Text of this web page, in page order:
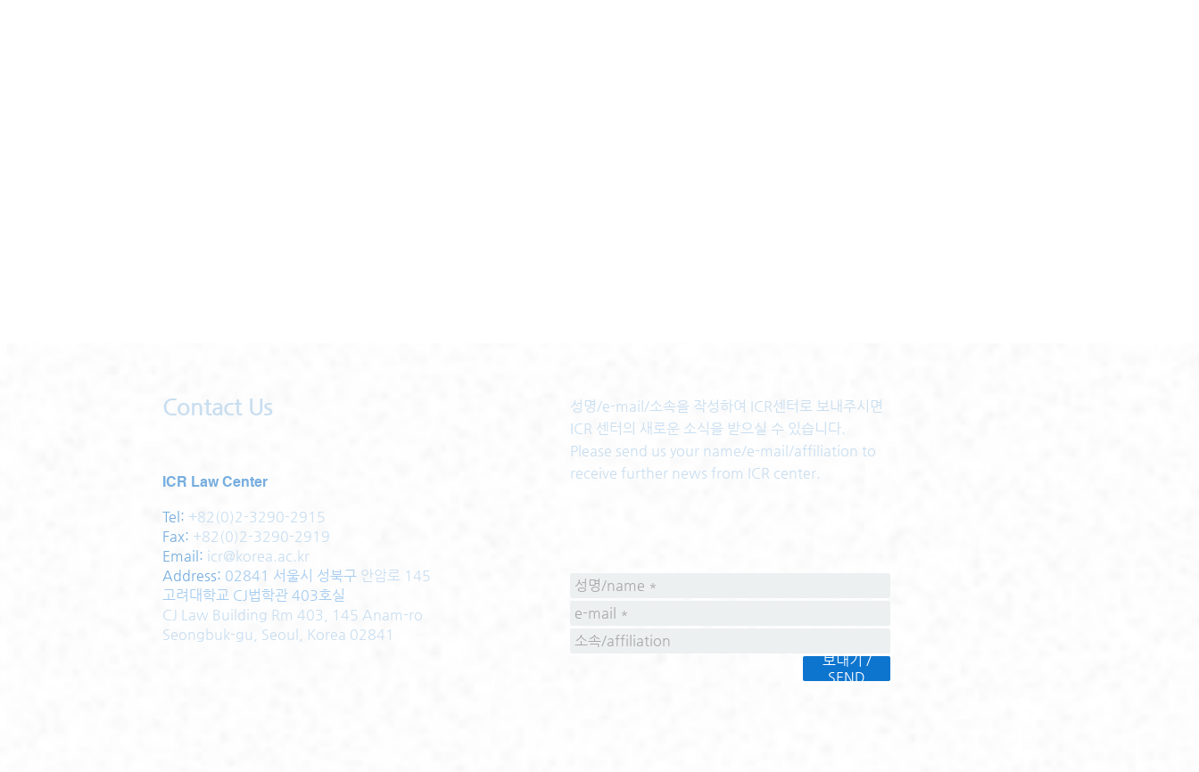
Contact Us
ICR Law Center
Tel: +82(0)2-3290-2915
Fax: +82(0)2-3290-2919
Email: icr@korea.ac.kr
Address: 02841 서울시 성북구 안암로 145
고려대학교 CJ법학관 403호실
CJ Law Building Rm 403, 145 Anam-ro
Seongbuk-gu, Seoul, Korea 02841
성명/e-mail/소속을 작성하여 ICR센터로 보내주시면
ICR 센터의 새로운 소식을 받으실 수 있습니다.
Please send us your name/e-mail/affiliation to
receive further news from ICR center.
보내기 /
SEND